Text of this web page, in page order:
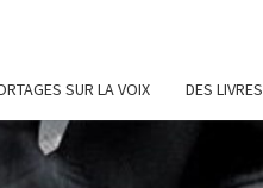
SUR LA VOIX DES